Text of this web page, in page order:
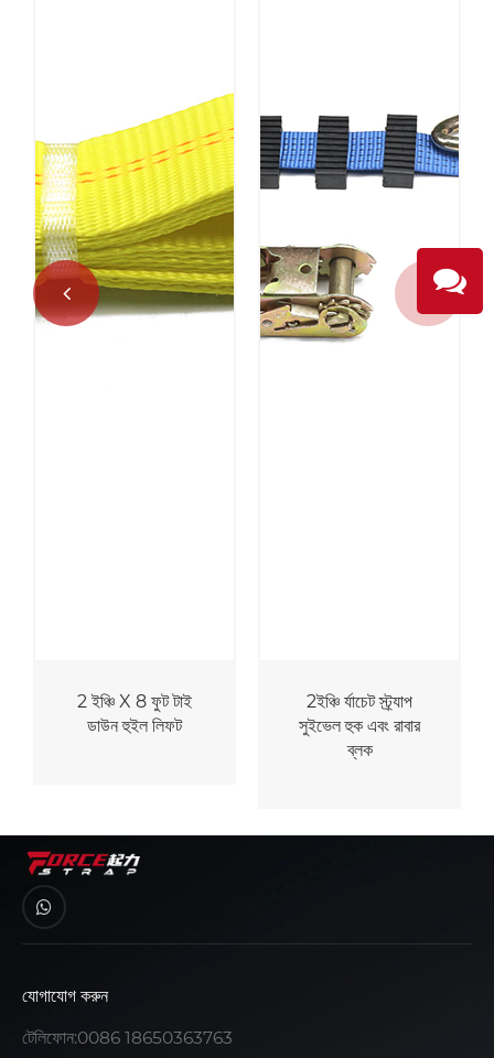
2 ইঞ্চি X 8 ফুট টাই
ডাউন হুইল লিফট
2ইঞ্চি র্যাচেট স্ট্র্যাপ
সুইভেল হুক এবং রাবার
ব্লক
যোগাযোগ করুন
টেলিফোন:0086 18650363763